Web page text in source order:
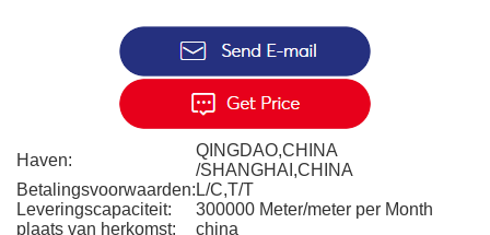
Haven:
QINGDAO,CHINA
/SHANGHAI,CHINA
Betalingsvoorwaarden: L/C,T/T
Leveringscapaciteit:
300000 Meter/meter per Month
plaats van herkomst:
china